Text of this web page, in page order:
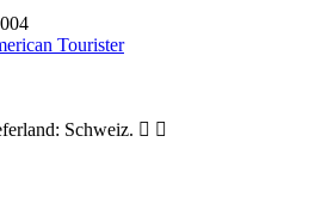
Tourister
Schweiz.